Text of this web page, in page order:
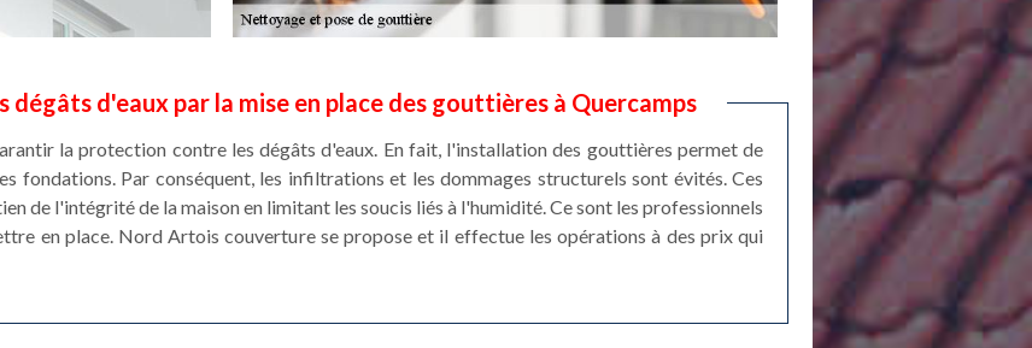
d'eaux par la mise en place des gouttières à Quercamps
la protection contre les dégâts d'eaux. En fait, l'installation des gouttières permet de
fondations. Par conséquent, les infiltrations et les dommages structurels sont évités. Ces
de l'intégrité de la maison en limitant les soucis liés à l'humidité. Ce sont les professionnels
en place. Nord Artois couverture se propose et il effectue les opérations à des prix qui